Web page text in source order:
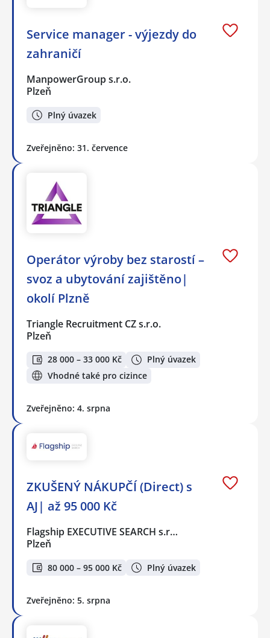
Service manager - výjezdy do
zahraničí
ManpowerGroup s.r.o.
Plzeň
Plný úvazek
Zveřejněno: 31. července
Operátor výroby bez starostí –
svoz a ubytování zajištěno|
okolí Plzně
Triangle Recruitment CZ s.r.o.
Plzeň
28 000 – 33 000 Kč
Plný úvazek
Vhodné také pro cizince
Zveřejněno: 4. srpna
ZKUŠENÝ NÁKUPČÍ (Direct) s
AJ| až 95 000 Kč
Flagship EXECUTIVE SEARCH s.r…
Plzeň
80 000 – 95 000 Kč Plný úvazek
Zveřejněno: 5. srpna